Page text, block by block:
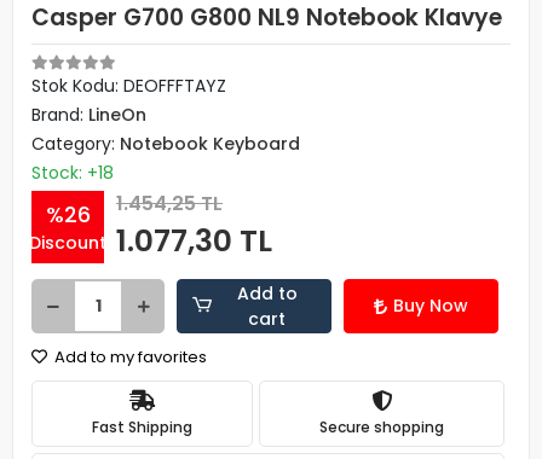
Casper G700 G800 NL9 Notebook Klavye
Stok Kodu: DEOFFFTAYZ
Brand: LineOn
Category: Notebook Keyboard
Stock: +18
%26
Discount
1.454,25 TL
1.077,30 TL
Add to
cart
Buy Now
Add to my favorites
Fast Shipping Secure shopping